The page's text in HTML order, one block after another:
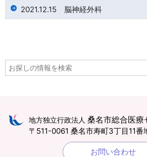
2021.12.15 脳神経外科
地方独立行政法人 桑名市総合医療
〒511-0061 桑名市寿町3丁目11番
お問い合わせ